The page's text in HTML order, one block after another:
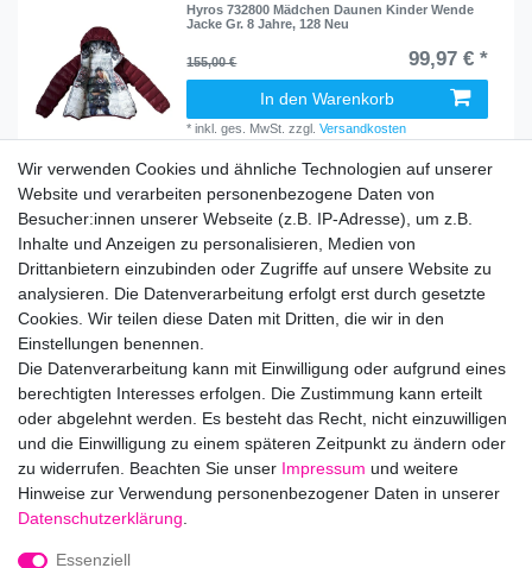
Hyros 732800 Mädchen Daunen Kinder Wende
Jacke Gr. 8 Jahre, 128 Neu
155,00 € 99,97 € *
In den Warenkorb
*inkl. ges. MwSt. zzgl.Versandkosten
Eddie Pen Willow Daunen Mantel Jacke Winter
blau Gr. 116 - 164, 6 -14 J Neu
234,97 € *
Artikel anzeigen
*inkl. ges. MwSt. zzgl.Versandkosten
Wir verwenden Cookies und ähnliche Technologien auf unserer
Website und verarbeiten personenbezogene Daten von
Besucher:innen unserer Webseite (z.B. IP-Adresse), um z.B.
Inhalte und Anzeigen zu personalisieren, Medien von
Drittanbietern einzubinden oder Zugriffe auf unsere Website zu
analysieren. Die Datenverarbeitung erfolgt erst durch gesetzte
Cookies. Wir teilen diese Daten mit Dritten, die wir in den
Einstellungen benennen.
Die Datenverarbeitung kann mit Einwilligung oder aufgrund eines
berechtigten Interesses erfolgen. Die Zustimmung kann erteilt
oder abgelehnt werden. Es besteht das Recht, nicht einzuwilligen
und die Einwilligung zu einem späteren Zeitpunkt zu ändern oder
zu widerrufen. Beachten Sie unser Impressum und weitere
Hinweise zur Verwendung personenbezogener Daten in unserer
Daten­schutz­erklärung
Essenziell